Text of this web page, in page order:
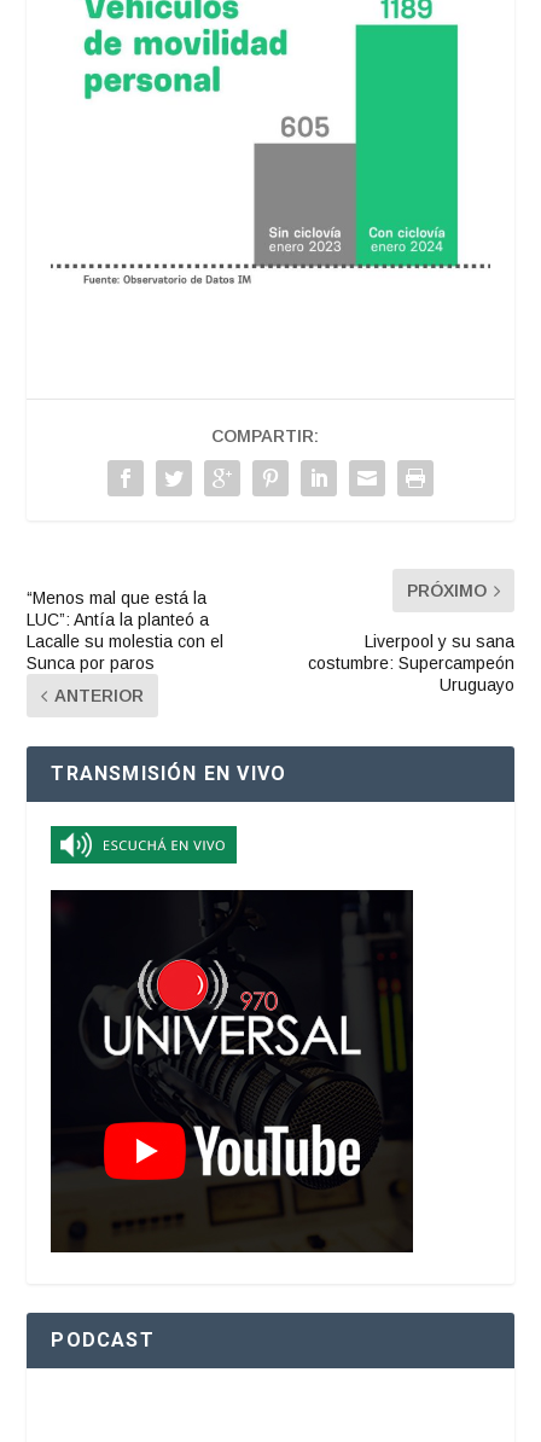
COMPARTIR:
“Menos mal que está la
LUC”: Antía la planteó a
Lacalle su molestia con el
Sunca por paros
ANTERIOR
PRÓXIMO
Liverpool y su sana
costumbre: Supercampeón
Uruguayo
TRANSMISIÓN EN VIVO
PODCAST